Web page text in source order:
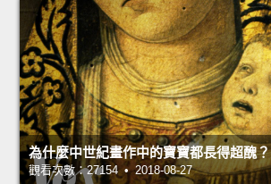
為什麼中世紀畫作中的寶寶都長得超醜？
觀看次數：27154 • 2018-08-27